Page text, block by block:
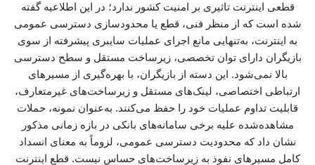
قطعی اینترنت تاثیری بر امنیت کشور ندارد؛ در این اطلاعیه گفته
شده است که از منظر فنی، قطع یا محدودسازی دسترسی عمومی
به اینترنت، به‌تنهایی مانع اجرای عملیات سایبری پیشرفته از سوی
بازیگران دارای توان تخصصی، زیرساخت مستقل و سطح دسترسی
بالا نمی‌شود. این دسته از بازیگران، با بهره‌گیری از مسیرهای
ارتباطی اختصاصی، لینک‌های مستقل و زیرساخت‌های غیرمتعارف،
قابلیت تداوم عملیات خود را حفظ می‌کنند. به‌عنوان نمونه، حملات
مشاهده‌شده علیه برخی سامانه‌های بانکی در بازه زمانی مذکور
نشان داد که محدودیت دسترسی عمومی، لزوماً به معنای انسداد
کامل مسیرهای نفوذ به زیرساخت‌های حساس نیست. قطع اینترنت